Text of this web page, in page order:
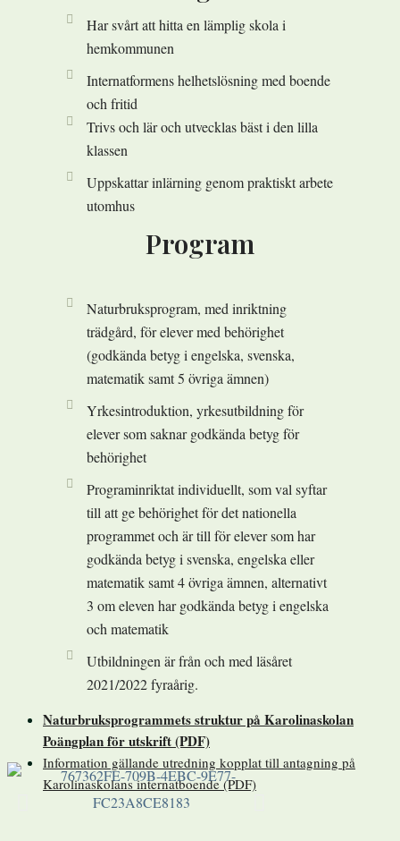
Har svårt att hitta en lämplig skola i
hemkommunen
Internatformens helhetslösning med boende
och fritid
Trivs och lär och utvecklas bäst i den lilla
klassen
Uppskattar inlärning genom praktiskt arbete
utomhus
Program
Naturbruksprogram, med inriktning
trädgård, för elever med behörighet
(godkända betyg i engelska, svenska,
matematik samt 5 övriga ämnen)
Yrkesintroduktion, yrkesutbildning för
elever som saknar godkända betyg för
behörighet
Programinriktat individuellt, som val syftar
till att ge behörighet för det nationella
programmet och är till för elever som har
godkända betyg i svenska, engelska eller
matematik samt 4 övriga ämnen, alternativt
3 om eleven har godkända betyg i engelska
och matematik
Utbildningen är från och med läsåret
2021/2022 fyraårig.
Naturbruksprogrammets struktur på Karolinaskolan
Poängplan för utskrift (PDF)
Information gällande utredning kopplat till antagning på
Karolinaskolans internatboende (PDF)